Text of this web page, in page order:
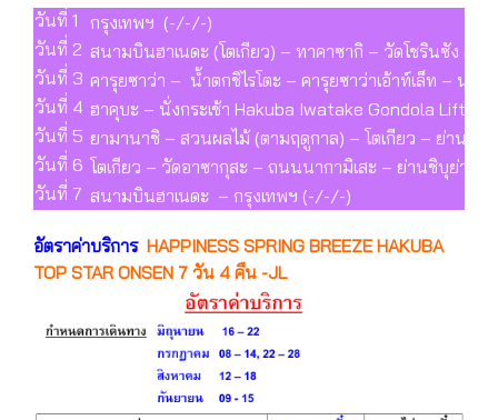
วันที่ 1 กรุงเทพฯ (-/-/-)
วันที่ 2 สนามบินฮาเนดะ (โตเกียว) – ทาคาซากิ – วัดโชรินซัง ด
วันที่ 3 คารุยซาว่า – น้ำตกชิไรโตะ – คารุยซาว่าเอ้าท์เล็ท – นา
วันที่ 4 ฮาคุบะ – นั่งกระเช้า Hakuba Iwatake Gondola Lift
วันที่ 5 ยามานาชิ – สวนผลไม้ (ตามฤดูกาล) – โตเกียว – ย่านชิ
วันที่ 6 โตเกียว – วัดอาซากุสะ – ถนนนากามิเสะ – ย่านชิบุย่า
วันที่ 7 สนามบินฮาเนดะ – กรุงเทพฯ (-/-/-)
อัตราค่าบริการ HAPPINESS SPRING BREEZE HAKUBA
TOP STAR ONSEN 7 วัน 4 คืน -JL